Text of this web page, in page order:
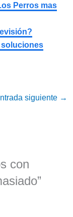
Perros mas
siguiente →
con